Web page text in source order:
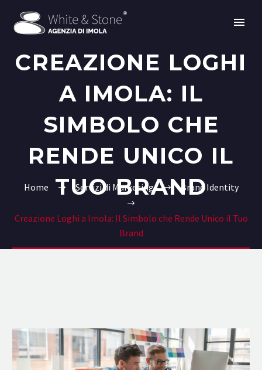
CREAZIONE LOGHI
A IMOLA: IL
SIMBOLO CHE
RENDE UNICO IL
TUO BRAND
Home Servizi di Marketing Brand Identity
Creazione Loghi a Imola: Il Simbolo che Rende Unico il Tuo
Brand